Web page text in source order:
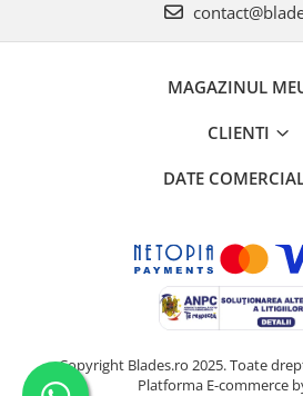
MAGAZINUL
CLIENTI
DATE
Copyright Blades.ro 2025. Toate
Platforma E-commerce